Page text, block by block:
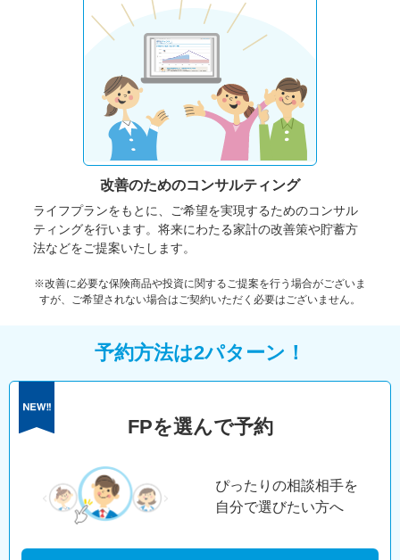
改善のためのコンサルティング
ライフプランをもとに、ご希望を実現するためのコンサル
ティングを行います。将来にわたる家計の改善策や貯蓄方
法などをご提案いたします。
※改善に必要な保険商品や投資に関するご提案を行う場合がございま
すが、ご希望されない場合はご契約いただく必要はございません。
予約方法は2パターン！
FPを選んで予約
ぴったりの相談相手を
自分で選びたい方へ